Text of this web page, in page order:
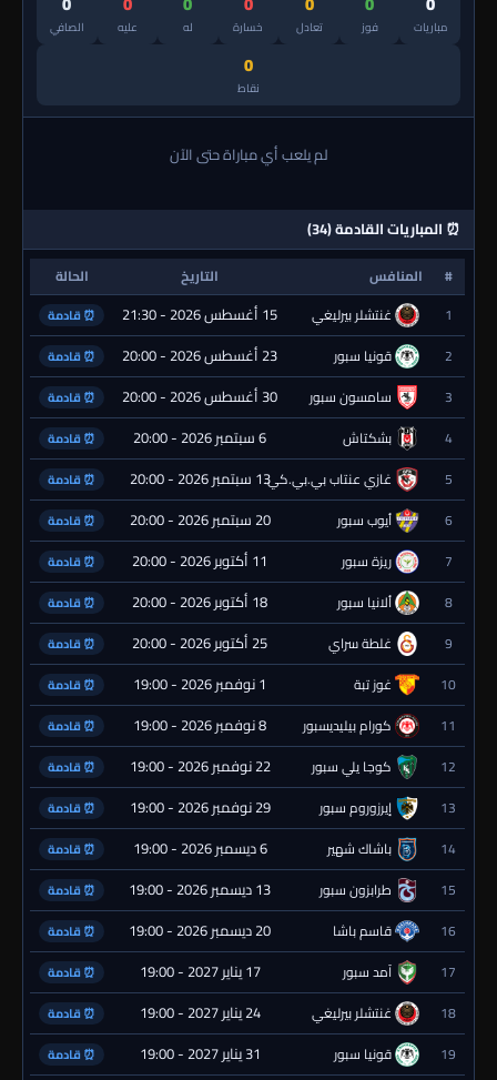
مباريات فوز تعادل خسارة له عليه الصافي
0
نقاط
لم يلعب أي مباراة حتى الآن
⏰ المباريات القادمة (34)
# المنافس التاريخ
الحالة
1
غنتشلر بيرليغي 15 أغسطس 2026 - 21:30 ⏰ قادمة
2 قونيا سبور 23 أغسطس 2026 - 20:00 ⏰ قادمة
3 سامسون سبور 30 أغسطس 2026 - 20:00 ⏰ قادمة
4 بشكتاش 6 سبتمبر 2026 - 20:00 ⏰ قادمة
5 غازي عنتاب بي.بي.كي.13 سبتمبر 2026 - 20:00 ⏰ قادمة
6 أيوب سبور 20 سبتمبر 2026 - 20:00 ⏰ قادمة
7 ريزة سبور 11 أكتوبر 2026 - 20:00 ⏰ قادمة
8 ألانيا سبور 18 أكتوبر 2026 - 20:00 ⏰ قادمة
9 غلطة سراي 25 أكتوبر 2026 - 20:00 ⏰ قادمة
10 غوز تبة 1 نوفمبر 2026 - 19:00 ⏰ قادمة
11 كورام بيليديسبور 8 نوفمبر 2026 - 19:00 ⏰ قادمة
12 كوجا يلي سبور 22 نوفمبر 2026 - 19:00 ⏰ قادمة
13 إيرزوروم سبور 29 نوفمبر 2026 - 19:00 ⏰ قادمة
14 باشاك شهير 6 ديسمبر 2026 - 19:00 ⏰ قادمة
15 طرابزون سبور 13 ديسمبر 2026 - 19:00 ⏰ قادمة
16 قاسم باشا 20 ديسمبر 2026 - 19:00 ⏰ قادمة
17 آمد سبور 17 يناير 2027 - 19:00 ⏰ قادمة
18 غنتشلر بيرليغي 24 يناير 2027 - 19:00 ⏰ قادمة
19 قونيا سبور 31 يناير 2027 - 19:00 ⏰ قادمة